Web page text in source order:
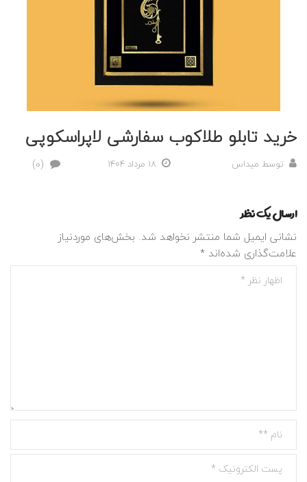
خرید تابلو طلاکوب سفارشی لاپراسکوپی
توسط میداس (0)
ارسال یک نظر
نشانی ایمیل شما منتشر نخواهد شد. بخش‌های موردنیاز
علامت‌گذاری شده‌اند *